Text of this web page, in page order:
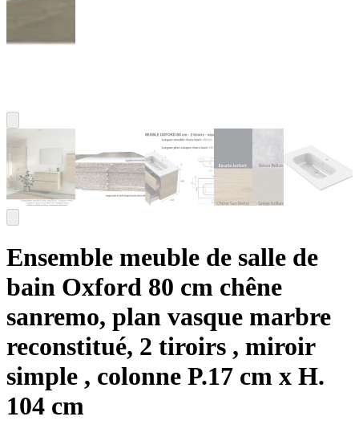
Ensemble meuble de salle de
bain Oxford 80 cm chêne
sanremo, plan vasque marbre
reconstitué, 2 tiroirs , miroir
simple , colonne P.17 cm x H.
104 cm